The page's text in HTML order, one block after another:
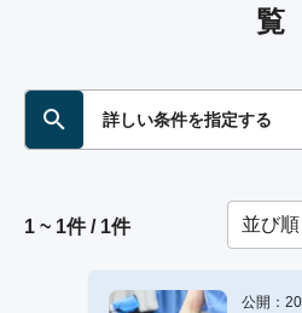
覧
詳しい条件を指定する
1 ~ 1件 / 1件 並び順
公開：